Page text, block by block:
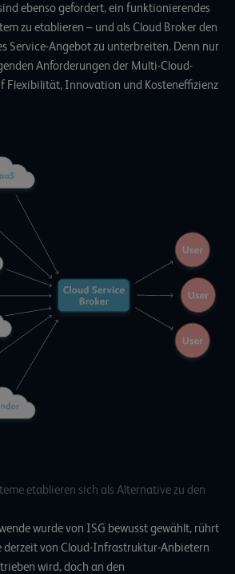
ebenso gefordert, ein funktionierendes
zu etablieren – und als Cloud Broker den
Service-Angebot zu unterbreiten. Denn nur
Anforderungen der Multi-Cloud-
Flexibilität, Innovation und Kosteneffizienz
etablieren sich als Alternative zu den
wurde von ISG bewusst gewählt, rührt
derzeit von Cloud-Infrastruktur-Anbietern
wird, doch an den